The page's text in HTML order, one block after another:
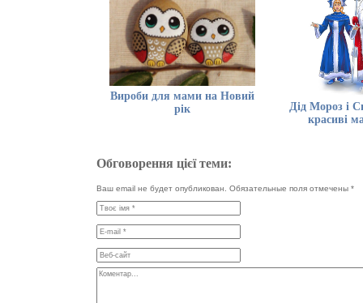
Вироби для мами на Новий
рік
Дід Мороз і
красиві
Обговорення цієї теми:
Ваш email не будет опубликован. Обязательные поля отмечены*